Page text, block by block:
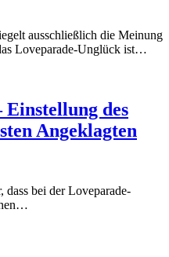
ausschließlich die Meinung
Loveparade-Unglück ist…
Einstellung des
Angeklagten
dass bei der Loveparade-